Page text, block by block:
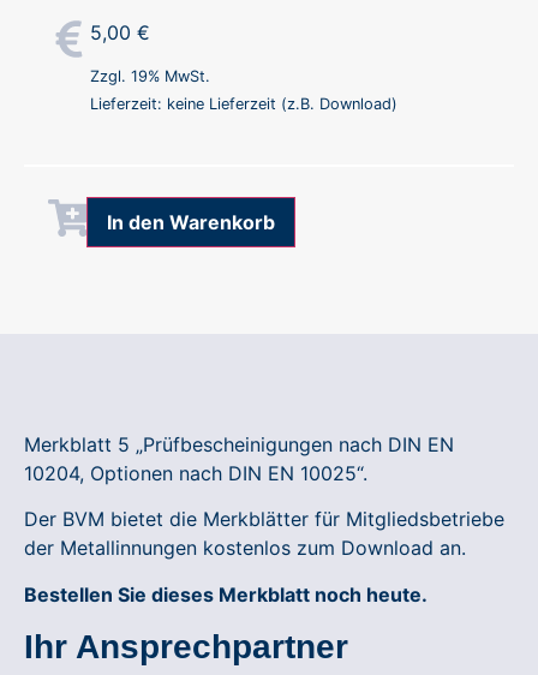
5,00 €
Zzgl. 19% MwSt.
Lieferzeit: keine Lieferzeit (z.B. Download)
In den Warenkorb
Merkblatt 5 „Prüfbescheinigungen nach DIN EN
10204, Optionen nach DIN EN 10025“.
Der BVM bietet die Merkblätter für Mitgliedsbetriebe
der Metallinnungen kostenlos zum Download an.
Bestellen Sie dieses Merkblatt noch heute.
Ihr Ansprechpartner